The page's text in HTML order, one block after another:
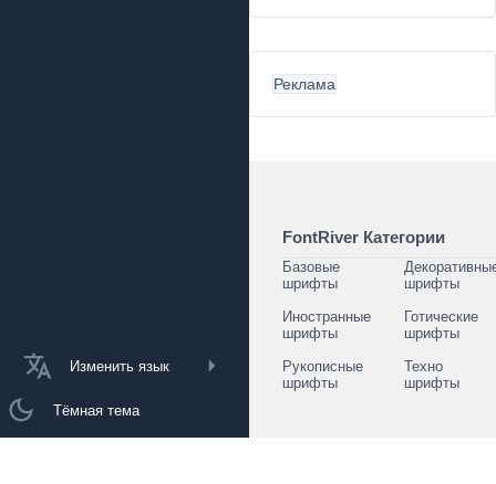
Изменить язык
Тёмная тема
Реклама
FontRiver Категории
Базовые
шрифты
шрифты
Иностранные
шрифты
Готические
шрифты
Рукописные
шрифты
Техно
шрифты